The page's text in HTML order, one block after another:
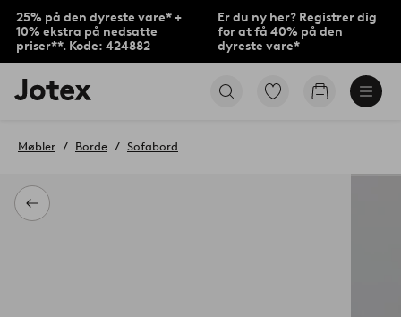
25% på den dyreste vare* +
10% ekstra på nedsatte
priser**. Kode: 424882
Er du ny her? Registrer dig
for at få 40% på den
dyreste vare*
Jotex
logo
til
Gå
Gå
Tilbage
Møbler Borde Sofabord